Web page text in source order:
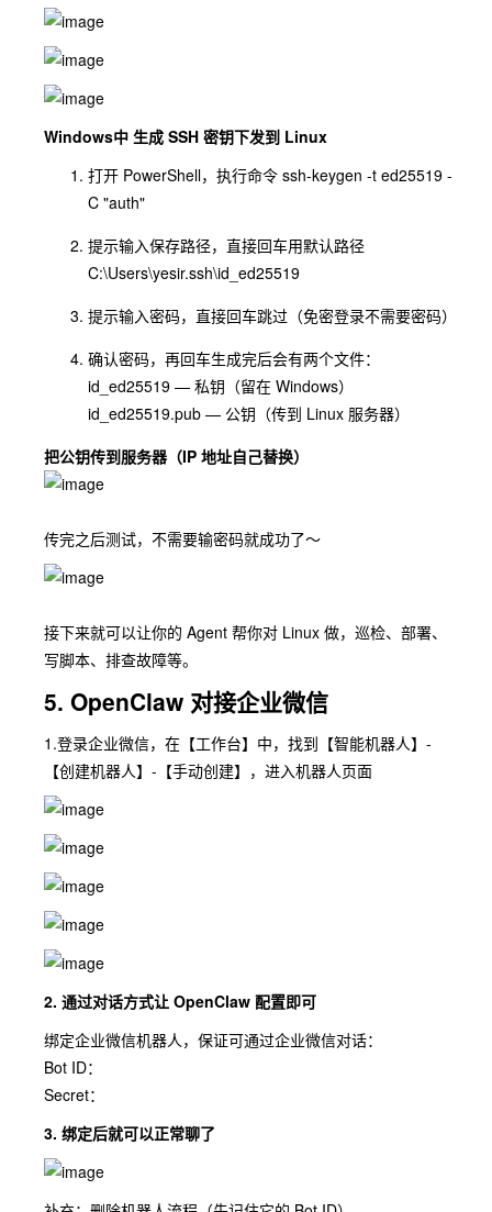
Windows中 ⽣成 SSH 密钥下发到 Linux
打开 PowerShell，执⾏命令 ssh-keygen -t ed25519 -
C "auth"
提示输⼊保存路径，直接回⻋⽤默认路径
C:\Users\yesir.ssh\id_ed25519
提示输⼊密码，直接回⻋跳过（免密登录不需要密码）
确认密码，再回⻋⽣成完后会有两个⽂件：
id_ed25519 — 私钥（留在 Windows）
id_ed25519.pub — 公钥（传到 Linux 服务器）
把公钥传到服务器（IP 地址⾃⼰替换）
传完之后测试，不需要输密码就成功了～
接下来就可以让你的 Agent 帮你对 Linux 做，巡检、部署、
写脚本、排查故障等。
5. OpenClaw 对接企业微信
1.登录企业微信，在【⼯作台】中，找到【智能机器⼈】-
【创建机器⼈】-【⼿动创建】，进⼊机器⼈⻚⾯
2. 通过对话⽅式让 OpenClaw 配置即可
绑定企业微信机器⼈，保证可通过企业微信对话：
Bot ID：
Secret：
3. 绑定后就可以正常聊了